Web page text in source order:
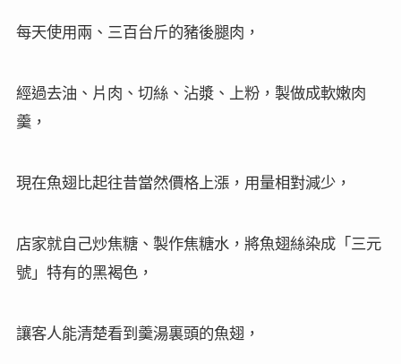
每天使用兩、三百台斤的豬後腿肉，
經過去油、片肉、切絲、沾漿、上粉，製做成軟嫩肉
羹，
現在魚翅比起往昔當然價格上漲，用量相對減少，
店家就自己炒焦糖、製作焦糖水，將魚翅絲染成「三元
號」特有的黑褐色，
讓客人能清楚看到羹湯裏頭的魚翅，